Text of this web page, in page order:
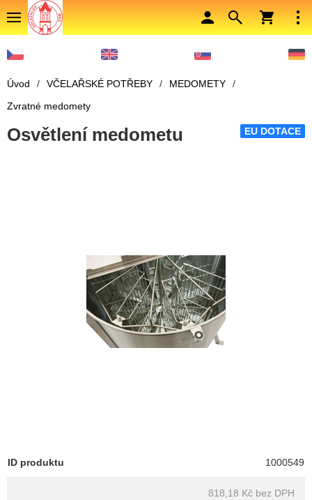
Úvod / VČELAŘSKÉ POTŘEBY / MEDOMETY
/
Zvratné medomety
EU DOTACE
Osvětlení medometu
ID produktu 1000549
818,18 Kč bez DPH